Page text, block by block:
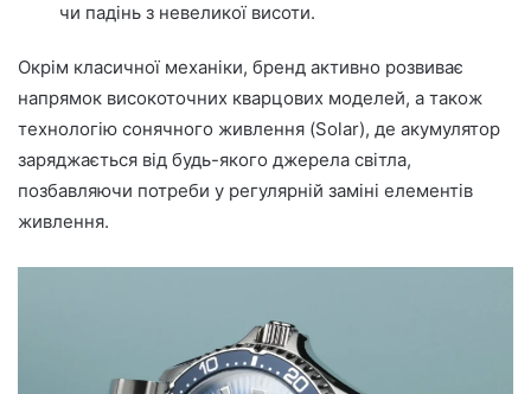
чи падінь з невеликої висоти.
Окрім класичної механіки, бренд активно розвиває
напрямок високоточних кварцових моделей, а також
технологію сонячного живлення (Solar), де акумулятор
заряджається від будь-якого джерела світла,
позбавляючи потреби у регулярній заміні елементів
живлення.